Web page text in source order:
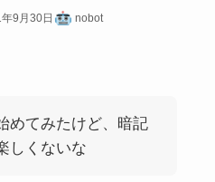
9月30日 nobot
めてみたけど、暗記
しくないな